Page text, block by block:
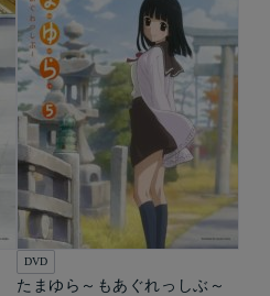
DVD
たまゆら～もあぐれっしぶ～